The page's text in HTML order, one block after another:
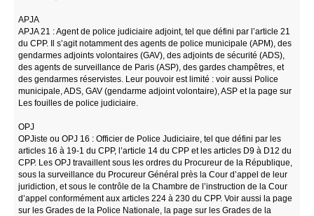
APJA
APJA 21 : Agent de police judiciaire adjoint, tel que défini par l’article 21
du CPP. Il s’agit notamment des agents de police municipale (APM), des
gendarmes adjoints volontaires (GAV), des adjoints de sécurité (ADS),
des agents de surveillance de Paris (ASP), des gardes champêtres, et
des gendarmes réservistes. Leur pouvoir est limité : voir aussi Police
municipale, ADS, GAV (gendarme adjoint volontaire), ASP et la page sur
Les fouilles de police judiciaire.
OPJ
OPJiste ou OPJ 16 : Officier de Police Judiciaire, tel que défini par les
articles 16 à 19-1 du CPP, l’article 14 du CPP et les articles D9 à D12 du
CPP. Les OPJ travaillent sous les ordres du Procureur de la République,
sous la surveillance du Procureur Général près la Cour d’appel de leur
juridiction, et sous le contrôle de la Chambre de l’instruction de la Cour
d’appel conformément aux articles 224 à 230 du CPP. Voir aussi la page
sur les Grades de la Police Nationale, la page sur les Grades de la